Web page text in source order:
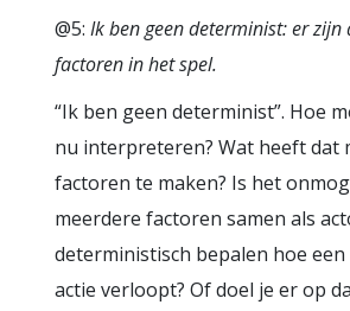
@5: Ik ben geen determinist: er
factoren in het spel.
“Ik ben geen determinist”. Hoe
nu interpreteren? Wat heeft dat
factoren te maken? Is het
meerdere factoren samen als
deterministisch bepalen hoe een
actie verloopt? Of doel je er op